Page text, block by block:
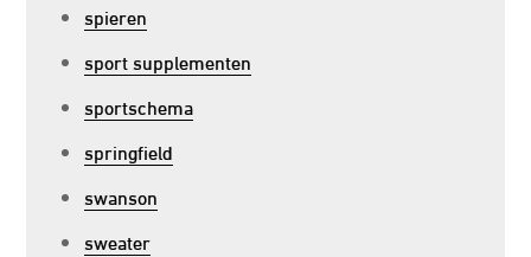
spieren
sport supplementen
sportschema
springfield
swanson
sweater